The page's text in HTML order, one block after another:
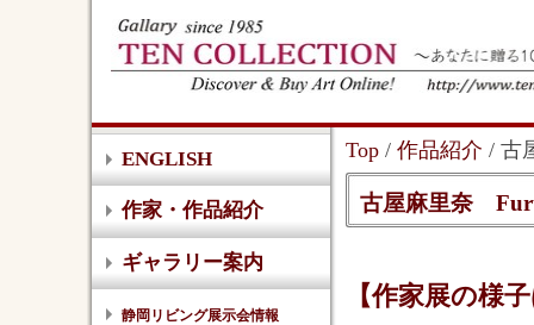
ENGLISH
作家・作品紹介
ギャラリー案内
静岡リビング展示会情報
Top/ 作品紹介 / 古
古屋麻里奈
【作家展の様